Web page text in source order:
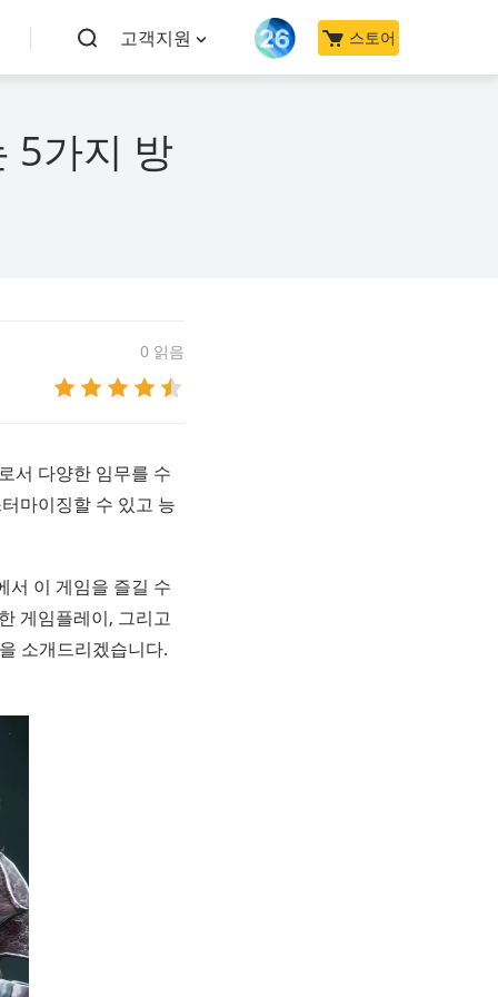
고객지원 스토어
5가지 방
0 읽음
서 다양한 임무를 수
마이징할 수 있고 능
서 이 게임을 즐길 수
게임플레이, 그리고
소개드리겠습니다.